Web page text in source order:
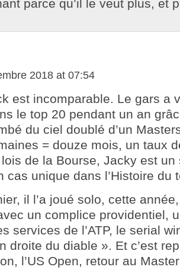
parce qu’il le veut plus, et
2018 at 07:54
est incomparable. Le gars a
le top 20 pendant un an
du ciel doublé d’un
= douze mois, un taux
de la Bourse, Jacky est
cas unique dans l’Histoire du
il l’a joué solo, cette
un complice providentiel,
services de l’ATP, le serial
droite du diable ». Et c’est
l’US Open, retour au